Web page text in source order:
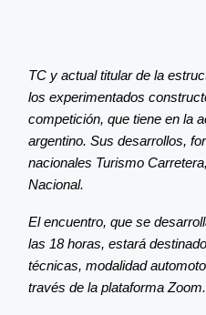
TC y actual titular de la
los experimentados
competición, que tiene en la
argentino. Sus desarrollos,
nacionales Turismo
Nacional.
El encuentro, que se
las 18 horas, estará
técnicas, modalidad
través de la plataforma Zoom.